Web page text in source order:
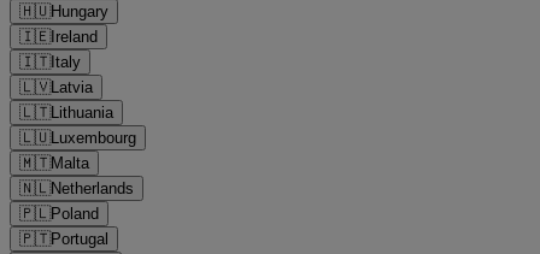
🇭🇺Hungary
🇮🇪Ireland
🇮🇹Italy
🇱🇻Latvia
🇱🇹Lithuania
🇱🇺Luxembourg
🇲🇹Malta
🇳🇱Netherlands
🇵🇱Poland
🇵🇹Portugal